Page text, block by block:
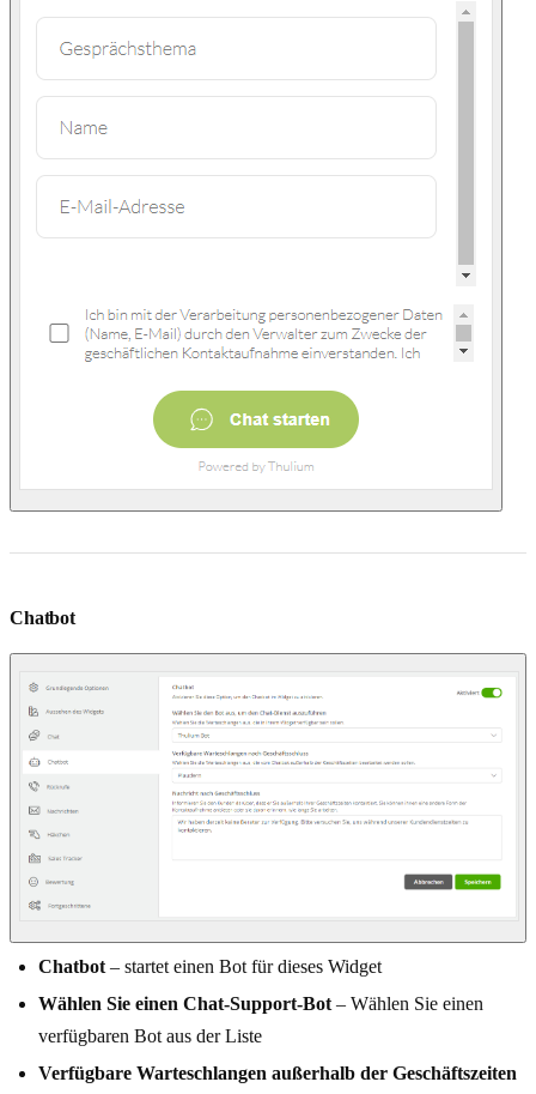
Chatbot
Chatbot – startet einen Bot für dieses Widget
Wählen Sie einen Chat-Support-Bot – Wählen Sie einen
verfügbaren Bot aus der Liste
Verfügbare Warteschlangen außerhalb der Geschäftszeiten